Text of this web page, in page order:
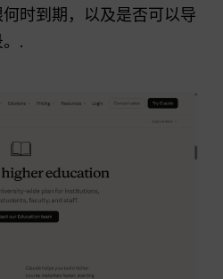
时到期，以及是否可以导
.